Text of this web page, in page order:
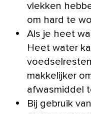
vlekken
om hard te
Als je heet
Heet water
makkelijker
afwasmiddel
Bij gebruik